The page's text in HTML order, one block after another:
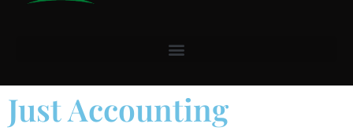
Just Accounting